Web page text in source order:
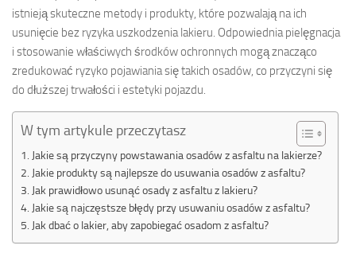
istnieją skuteczne metody i produkty, które pozwalają na ich
usunięcie bez ryzyka uszkodzenia lakieru. Odpowiednia pielęgnacja
i stosowanie właściwych środków ochronnych mogą znacząco
zredukować ryzyko pojawiania się takich osadów, co przyczyni się
do dłuższej trwałości i estetyki pojazdu.
W tym artykule przeczytasz
Jakie są przyczyny powstawania osadów z asfaltu na lakierze?
Jakie produkty są najlepsze do usuwania osadów z asfaltu?
Jak prawidłowo usunąć osady z asfaltu z lakieru?
Jakie są najczęstsze błędy przy usuwaniu osadów z asfaltu?
Jak dbać o lakier, aby zapobiegać osadom z asfaltu?